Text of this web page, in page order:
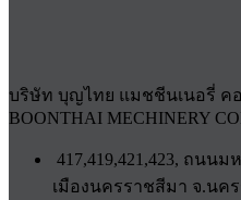
บริษัท บุญไทย แมชชีนเนอรี่ ค
BOONTHAI MECHINERY
417,419,421,423, ถนน
เมืองนครราชสีมา จ.นค